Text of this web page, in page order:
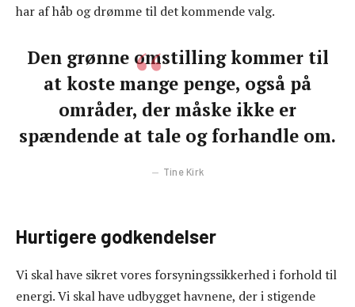
har af håb og drømme til det kommende valg.
Den grønne omstilling kommer til
at koste mange penge, også på
områder, der måske ikke er
spændende at tale og forhandle om.
Tine Kirk
Hurtigere godkendelser
Vi skal have sikret vores forsyningssikkerhed i forhold til
energi. Vi skal have udbygget havnene, der i stigende